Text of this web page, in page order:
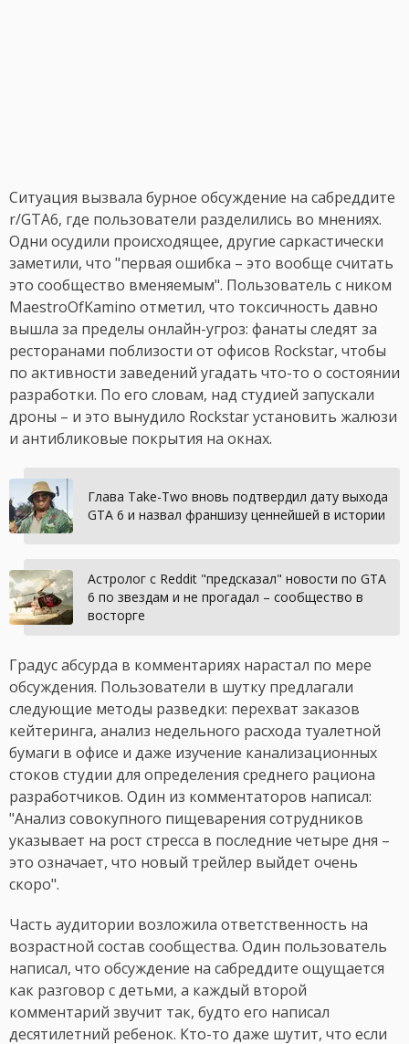
Ситуация вызвала бурное обсуждение на сабреддите
r/GTA6, где пользователи разделились во мнениях.
Одни осудили происходящее, другие саркастически
заметили, что "первая ошибка – это вообще считать
это сообщество вменяемым". Пользователь с ником
MaestroOfKamino отметил, что токсичность давно
вышла за пределы онлайн-угроз: фанаты следят за
ресторанами поблизости от офисов Rockstar, чтобы
по активности заведений угадать что-то о состоянии
разработки. По его словам, над студией запускали
дроны – и это вынудило Rockstar установить жалюзи
и антибликовые покрытия на окнах.
Глава Take-Two вновь подтвердил дату выхода
GTA 6 и назвал франшизу ценнейшей в истории
Астролог с Reddit "предсказал" новости по GTA
6 по звездам и не прогадал – сообщество в
восторге
Градус абсурда в комментариях нарастал по мере
обсуждения. Пользователи в шутку предлагали
следующие методы разведки: перехват заказов
кейтеринга, анализ недельного расхода туалетной
бумаги в офисе и даже изучение канализационных
стоков студии для определения среднего рациона
разработчиков. Один из комментаторов написал:
"Анализ совокупного пищеварения сотрудников
указывает на рост стресса в последние четыре дня –
это означает, что новый трейлер выйдет очень
скоро".
Часть аудитории возложила ответственность на
возрастной состав сообщества. Один пользователь
написал, что обсуждение на сабреддите ощущается
как разговор с детьми, а каждый второй
комментарий звучит так, будто его написал
десятилетний ребенок. Кто-то даже шутит, что если